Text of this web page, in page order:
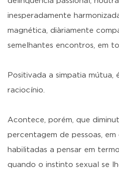
inesperadamente
magnética, diàriamente
semelhantes encontros, em
Positivada a simpatia
raciocínio.
Acontece, porém, que
percentagem de pessoas,
habilitadas a pensar em
quando o instinto sexual se